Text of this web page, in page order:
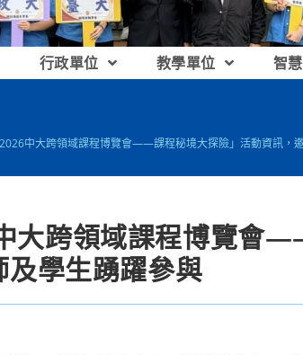
行政單位 教學單位 智
中大跨領域課程博覽會——課程秘境大探險」活動資訊，
大跨領域課程博覽會
學生踴躍參與